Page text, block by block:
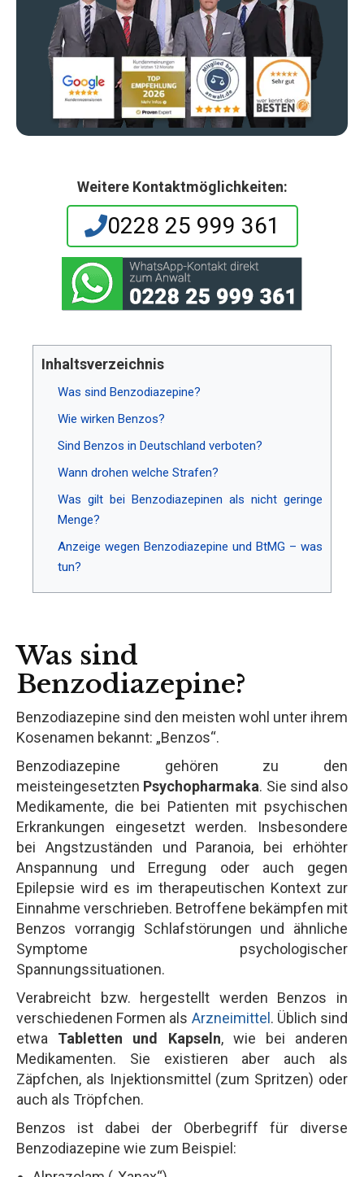
Weitere Kontaktmöglichkeiten:
0228 25 999 361
Inhaltsverzeichnis
Was sind Benzodiazepine?
Wie wirken Benzos?
Sind Benzos in Deutschland verboten?
Wann drohen welche Strafen?
Was gilt bei Benzodiazepinen als nicht geringe
Menge?
Anzeige wegen Benzodiazepine und BtMG – was
tun?
Was sind
Benzodiazepine?
Benzodiazepine sind den meisten wohl unter ihrem
Kosenamen bekannt: „Benzos“.
Benzodiazepine gehören zu den
meisteingesetzten Psychopharmaka. Sie sind also
Medikamente, die bei Patienten mit psychischen
Erkrankungen eingesetzt werden. Insbesondere
bei Angstzuständen und Paranoia, bei erhöhter
Anspannung und Erregung oder auch gegen
Epilepsie wird es im therapeutischen Kontext zur
Einnahme verschrieben. Betroffene bekämpfen mit
Benzos vorrangig Schlafstörungen und ähnliche
Symptome psychologischer
Spannungssituationen.
Verabreicht bzw. hergestellt werden Benzos in
verschiedenen Formen als Arzneimittel. Üblich sind
etwa Tabletten und Kapseln, wie bei anderen
Medikamenten. Sie existieren aber auch als
Zäpfchen, als Injektionsmittel (zum Spritzen) oder
auch als Tröpfchen.
Benzos ist dabei der Oberbegriff für diverse
Benzodiazepine wie zum Beispiel: